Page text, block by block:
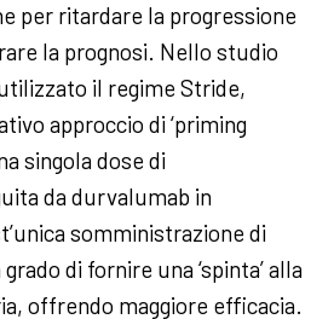
per ritardare la progressione
la prognosi. Nello studio
il regime Stride,
approccio di ‘priming
singola dose di
da durvalumab in
somministrazione di
di fornire una ‘spinta’ alla
offrendo maggiore efficacia.